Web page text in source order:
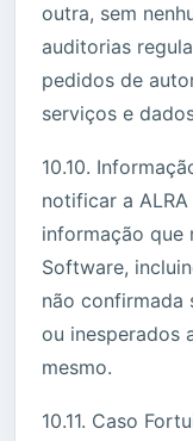
outra, sem
auditorias
pedidos de
serviços e
10.10.
notificar a
informação que
Software,
não confirmada
ou inesperados
mesmo.
10.11. Caso